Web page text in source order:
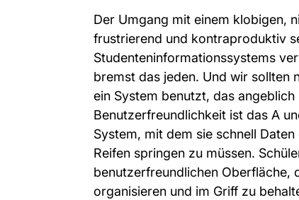
Der Umgang mit einem klobigen,
frustrierend und kontraproduktiv
Studenteninformationssystems
bremst das jeden. Und wir sollten
ein System benutzt, das
Benutzerfreundlichkeit ist das A
System, mit dem sie schnell
Reifen springen zu müssen.
benutzerfreundlichen Oberfläche,
organisieren und im Griff zu